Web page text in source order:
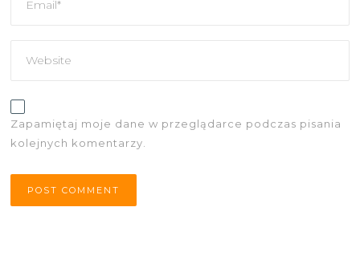
Zapamiętaj moje dane w przeglądarce podczas pisania
kolejnych komentarzy.